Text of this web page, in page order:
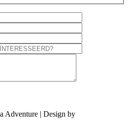
Adventure | Design by